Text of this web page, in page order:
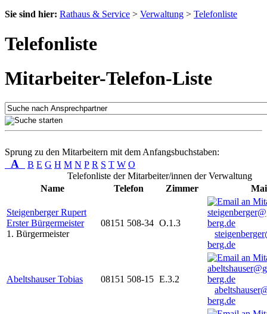
Sie sind hier: Rathaus & Service > Verwaltung > Telefonliste
Telefonliste
Mitarbeiter-Telefon-Liste
Sprung zu den Mitarbeitern mit dem Anfangsbuchstaben:
A B E G H M N P R S T W O
Telefonliste der Mitarbeiter/innen der Verwaltung
Name
Telefon Zimmer
Steigenberger Rupert
Erster Bürgermeister
1. Bürgermeister
08151 508-34 O.1.3
berg.de
Abeltshauser Tobias 08151 508-15 E.3.2
berg.de